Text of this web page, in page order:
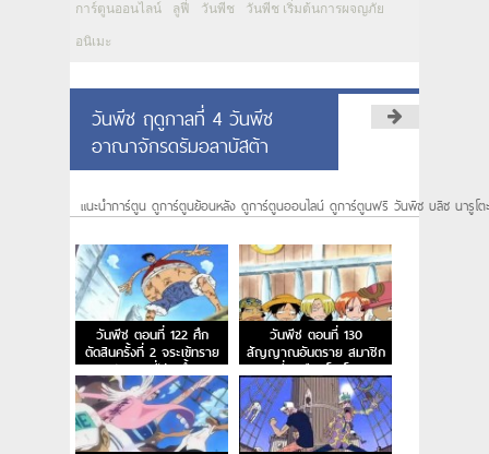
การ์ตูนออนไลน์ ลูฟี่ วันพีช วันพีช เริ่มต้นการผจญภัย
อนิเมะ
วันพีช ฤดูกาลที่ 4 วันพีช
อาณาจักรดรัมอลาบัสต้า
แนะนำการ์ตูน ดูการ์ตูนย้อนหลัง ดูการ์ตูนออนไลน์ ดูการ์ตูนฟรี วันพีซ บลีซ นารูโตะ
วันพีช ตอนที่ 122 ศึก
ตัดสินครั้งที่ 2 จระเข้ทราย
ปะทะ ลูฟี่ร่างน้ำ
วันพีช ตอนที่ 130
สัญญาณอันตราย สมาชิก
คนที่ 7 คือนิโค โรบิน